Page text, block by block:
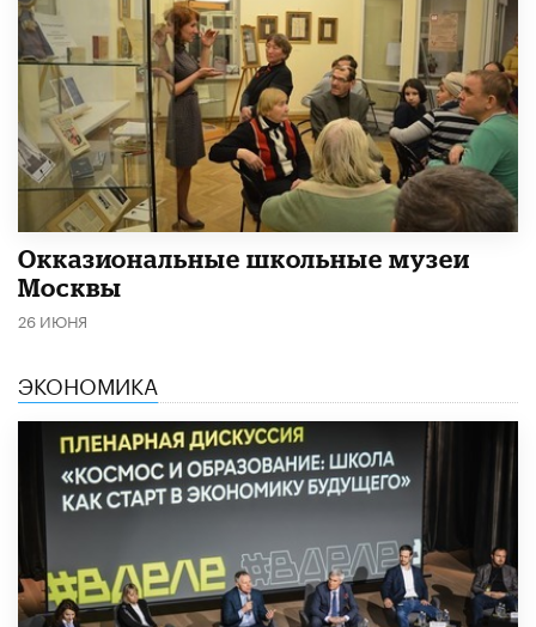
​Окказиональные школьные музеи
Москвы
26 ИЮНЯ
ЭКОНОМИКА